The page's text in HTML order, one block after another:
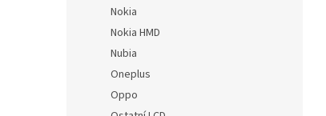
Nokia
Nokia HMD
Nubia
Oneplus
Oppo